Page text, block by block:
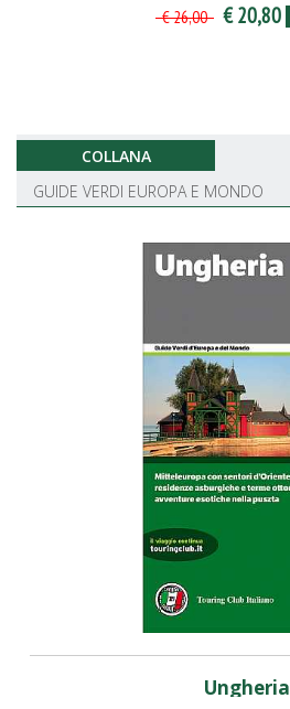
€ 26,00 € 20,80
COLLANA
GUIDE VERDI EUROPA E MONDO
Ungheria